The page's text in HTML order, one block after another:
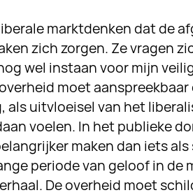
marktdenken dat de
zich zorgen. Ze vragen
wel instaan voor mijn
moet
als uitvloeisel van het
voelen. In het publieke
maken dan iets
periode van geloof in de
De overheid moet